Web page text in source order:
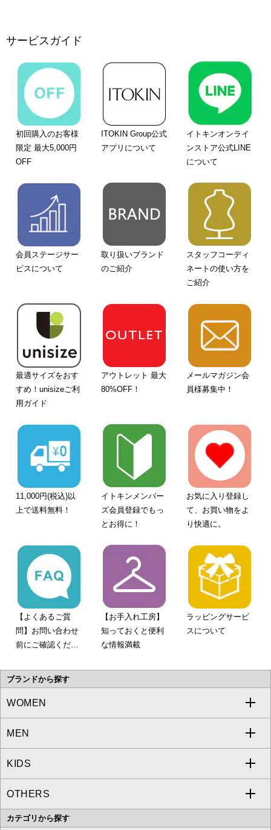
サービスガイド
初回購入のお客様
限定 最大5,000円
OFF
ITOKIN Group公式
アプリについて
イトキンオンライ
ンストア公式LINE
について
会員ステージサー
ビスについて
取り扱いブランド
のご紹介
スタッフコーディ
ネートの使い方を
ご紹介
最適サイズをおす
すめ！unisizeご利
用ガイド
アウトレット 最大
80%OFF！
メールマガジン会
員様募集中！
11,000円(税込)以
上で送料無料！
イトキンメンバー
ズ会員登録でもっ
とお得に！
お気に入り登録し
て、お買い物をよ
り快適に。
【よくあるご質
問】お問い合わせ
前にご確認くださ
【お手入れ工房】
知っておくと便利
な情報満載
ラッピングサービ
スについて
ブランドから探す
WOMEN
a.v.v
MICHEL KLEIN
MK MICHEL KLEIN
OFUON le MK
MEN
a.v.v
MICHEL KLEIN HOMME
MK MICHEL KLEIN HOMME
KIDS
a.v.v
OTHERS
MK MICHEL KLEIN BAG
カテゴリから探す